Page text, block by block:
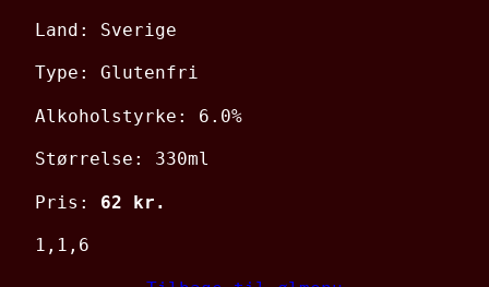
Land: Sverige
Type: Glutenfri
Alkoholstyrke: 6.0%
Størrelse: 330ml
Pris: 62 kr.
1,1,6